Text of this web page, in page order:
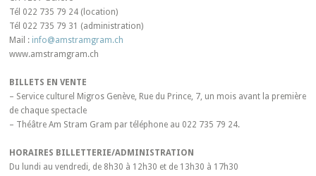
Tél 022 735 79 24 (location)
Tél 022 735 79 31 (administration)
Mail : info@amstramgram.ch
www.amstramgram.ch
BILLETS EN VENTE
– Service culturel Migros Genève, Rue du Prince, 7, un mois avant la première
de chaque spectacle
– Théâtre Am Stram Gram par téléphone au 022 735 79 24.
HORAIRES BILLETTERIE/ADMINISTRATION
Du lundi au vendredi, de 8h30 à 12h30 et de 13h30 à 17h30